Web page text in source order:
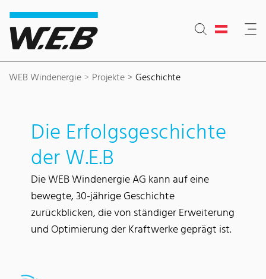
Inhaltsbereich
Suche
Hauptnavigation
Kontakt
Footer
WEB Windenergie Projekte Geschichte
Die Erfolgsgeschichte
der W.E.B
Die WEB Windenergie AG kann auf eine
bewegte, 30-jährige Geschichte
zurückblicken, die von ständiger Erweiterung
und Optimierung der Kraftwerke geprägt ist.